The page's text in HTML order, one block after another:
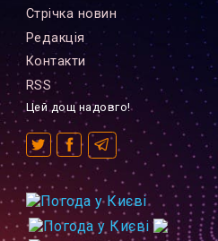
Стрiчка новин
Редакцiя
Контакти
RSS
Цей дощ надовго!